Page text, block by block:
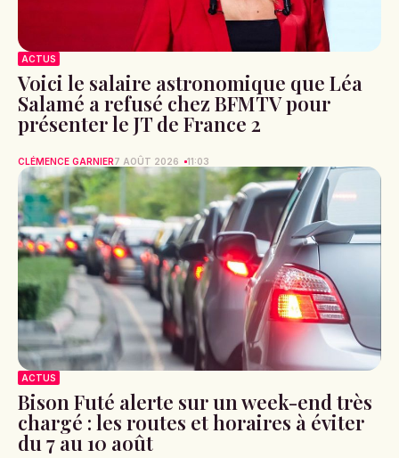
ACTUS
Voici le salaire astronomique que Léa
Salamé a refusé chez BFMTV pour
présenter le JT de France 2
CLÉMENCE GARNIER7 AOÛT 2026 11:03
ACTUS
Bison Futé alerte sur un week-end très
chargé : les routes et horaires à éviter
du 7 au 10 août